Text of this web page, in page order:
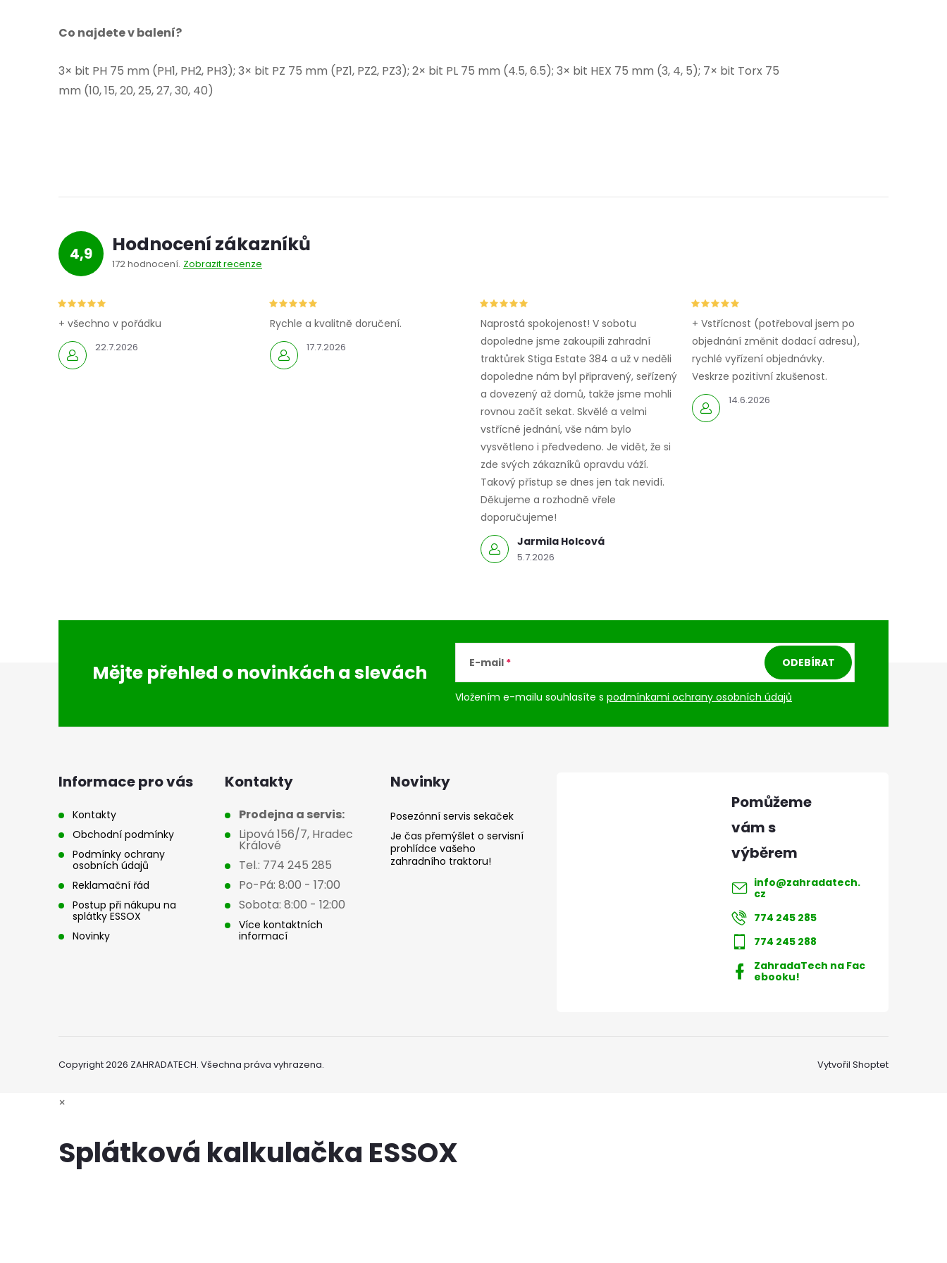
Co najdete v balení?
3× bit PH 75 mm (PH1, PH2, PH3); 3× bit PZ 75 mm (PZ1, PZ2, PZ3); 2× bit PL 75 mm (4.5, 6.5); 3× bit HEX 75 mm (3, 4, 5); 7× bit Torx 75
mm (10, 15, 20, 25, 27, 30, 40)
4,9 Hodnocení zákazníků
172 hodnocení Zobrazit recenze
22.7.2026
+ všechno v pořádku
17.7.2026
Rychle a kvalitně doručení.
Jarmila Holcová
5.7.2026
Naprostá spokojenost! V sobotu
dopoledne jsme zakoupili zahradní
traktůrek Stiga Estate 384 a už v neděli
dopoledne nám byl připravený, seřízený
a dovezený až domů, takže jsme mohli
rovnou začít sekat. Skvělé a velmi
vstřícné jednání, vše nám bylo
vysvětleno i předvedeno. Je vidět, že si
zde svých zákazníků opravdu váží.
Takový přístup se dnes jen tak nevidí.
Děkujeme a rozhodně vřele
doporučujeme!
14.6.2026
+ Vstřícnost (potřeboval jsem po
objednání změnit dodací adresu),
rychlé vyřízení objednávky.
Veskrze pozitivní zkušenost.
Mějte přehled o novinkách a slevách E-mail
Vložením e-mailu souhlasíte s podmínkami ochrany osobních údajů
ODEBÍRAT
Informace pro vás
Kontakty
Obchodní podmínky
Podmínky ochrany
osobních údajů
Reklamační řád
Postup při nákupu na
splátky ESSOX
Novinky
Kontakty
Prodejna a servis:
Lipová 156/7, Hradec
Králové
Tel.: 774 245 285
Po-Pá: 8:00 - 17:00
Sobota: 8:00 - 12:00
Více kontaktních
informací
Novinky
Posezónní servis sekaček
Je čas přemýšlet o servisní
prohlídce vašeho
zahradního traktoru!
info@zahradatech.
cz
774 245 285
774 245 288
ZahradaTech na Fac
ebooku!
Vytvořil Shoptet
Copyright 2026 ZAHRADATECH. Všechna práva vyhrazena.
×
Splátková kalkulačka ESSOX